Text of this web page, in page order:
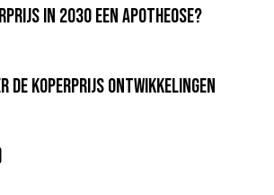
in 2030 een apotheose?
de koperprijs ontwikkelingen